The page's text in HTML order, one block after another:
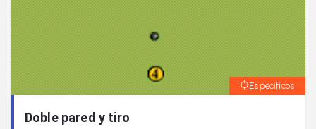
Específicos
Doble pared y tiro